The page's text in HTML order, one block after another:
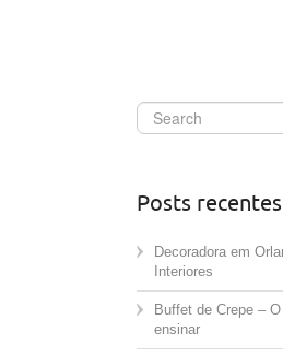
Posts recentes
Decoradora em
Interiores
Buffet de Crepe –
ensinar